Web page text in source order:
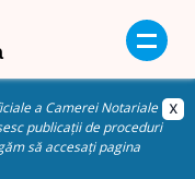
a Camerei Notariale
publicații de proceduri
să accesați pagina